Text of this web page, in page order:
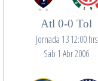
Atl 0-0 Tol
Jornada 13 12:00 hrs
Sab 1 Abr 2006